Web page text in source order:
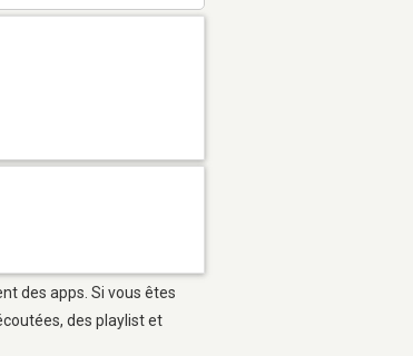
des apps. Si vous êtes
des playlist et